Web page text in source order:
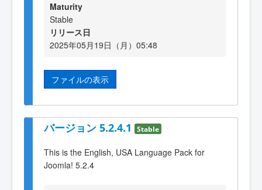
Maturity
Stable
リリース日
2025年05月19日（月）05:48
ファイルの表示
バージョン 5.2.4.1 Stable
This is the English, USA Language Pack for
Joomla! 5.2.4